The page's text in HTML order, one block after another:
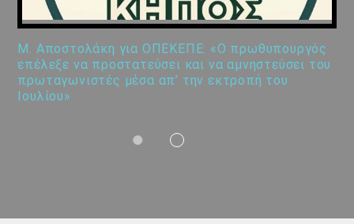
Μ. Αποστολάκη για ΟΠΕΚΕΠΕ: «Ο πρωθυπουργός
επέλεξε να προστατεύσει και να αμνηστεύσει του
πρωταγωνιστές μέσα απ’ την εκτροπή του
Ιουλίου»